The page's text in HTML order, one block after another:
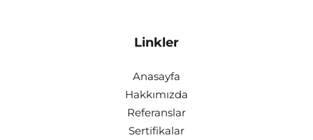
Linkler
Anasayfa
Hakkımızda
Referanslar
Sertifikalar